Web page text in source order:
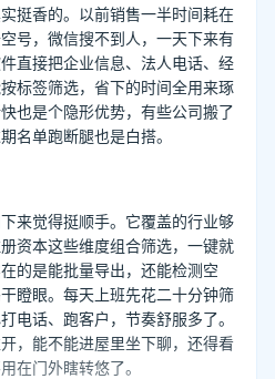
挺香的。以前销售一半时间耗在
号，微信搜不到人，一天下来有
直接把企业信息、法人电话、经
标签筛选，省下的时间全用来琢
也是个隐形优势，有些公司搬了
名单跑断腿也是白搭。
来觉得挺顺手。它覆盖的行业够
资本这些维度组合筛选，一键就
的是能批量导出，还能检测空
瞪眼。每天上班先花二十分钟筛
电话、跑客户，节奏舒服多了。
，能不能进屋里坐下聊，还得看
在门外瞎转悠了。